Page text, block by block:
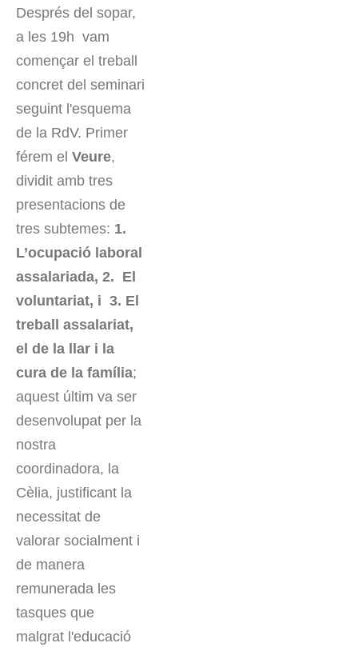
Després del sopar,
a les 19h vam
començar el treball
concret del seminari
seguint l'esquema
de la RdV. Primer
férem el Veure,
dividit amb tres
presentacions de
tres subtemes: 1.
L’ocupació laboral
assalariada, 2. El
voluntariat, i 3. El
treball assalariat,
el de la llar i la
cura de la família;
aquest últim va ser
desenvolupat per la
nostra
coordinadora, la
Cèlia, justificant la
necessitat de
valorar socialment i
de manera
remunerada les
tasques que
malgrat l'educació